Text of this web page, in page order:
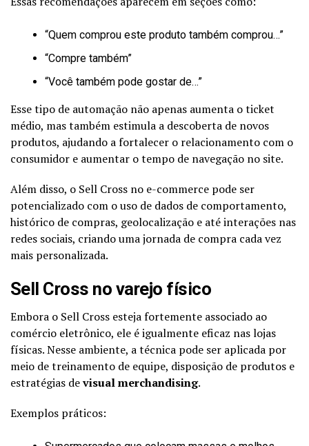
“Quem comprou este produto também comprou…”
“Compre também”
“Você também pode gostar de…”
Esse tipo de automação não apenas aumenta o ticket
médio, mas também estimula a descoberta de novos
produtos, ajudando a fortalecer o relacionamento com o
consumidor e aumentar o tempo de navegação no site.
Além disso, o Sell Cross no e-commerce pode ser
potencializado com o uso de dados de comportamento,
histórico de compras, geolocalização e até interações nas
redes sociais, criando uma jornada de compra cada vez
mais personalizada.
Sell Cross no varejo físico
Embora o Sell Cross esteja fortemente associado ao
comércio eletrônico, ele é igualmente eficaz nas lojas
físicas. Nesse ambiente, a técnica pode ser aplicada por
meio de treinamento de equipe, disposição de produtos e
estratégias devisual merchandising.
Exemplos práticos: